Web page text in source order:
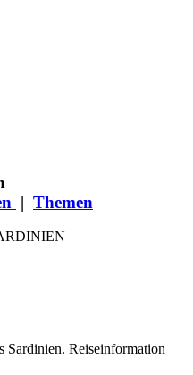
| Themen
Sardinien. Reiseinformation